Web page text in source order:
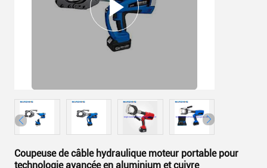
Coupeuse de câble hydraulique moteur portable pour
technologie avancée en aluminium et cuivre